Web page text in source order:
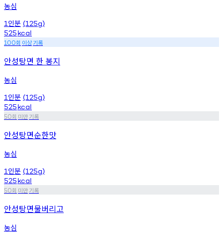
농심
1 인분 (125g)
525kcal
100회 이상기록
안성탕면 한 봉지
농심
1 인분 (125g)
525kcal
50회 미만기록
안성탕면순한맛
농심
1 인분 (125g)
525kcal
50회 미만기록
안성탕면물버리고
농심